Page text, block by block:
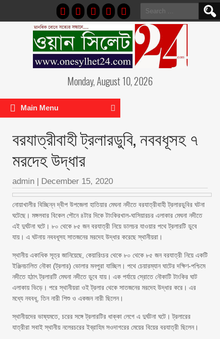
Search
for:
Monday, August 10, 2026
Main Menu
বরযাত্রীবাহী ট্রলারডুবি, নববধূসহ ৭
মরদেহ উদ্ধার
admin | December 15, 2020
নোয়াখালীর বিচ্ছিন্ন দ্বীপ উপজেলা হাতিয়ার মেঘনা নদীতে বরযাত্রীবাহী ট্রলারডুবির ঘটনা
ঘটেছে। মঙ্গলবার বিকেল পৌনে ৪টার দিকে টাংকিরখাল-ঘাসিয়ারচর এলাকার মেঘনা নদীতে
এই দুর্ঘটনা ঘটে। ৮০ থেকে ৮৫ জন বরযাত্রী নিয়ে ডালচর যাওয়ার পথে ট্রলারটি ডুবে
যায়। এ ঘটনায় নববধূসহ সাতজনের মরদেহ উদ্ধার করেছে স্থানীয়রা।
স্থানীয় একাধিক সূত্র জানিয়েছে, কেয়ারিংচর থেকে ৮০ থেকে ৮৫ জন বরযাত্রী নিয়ে একটি
ইঞ্জিনচালিত নৌকা (ট্রলার) ভোলার মনপুরা যাচ্ছিল। পথে চেয়ারম্যান ঘাটের দক্ষিণ-পশ্চিমে
নদীতে হঠাৎ ট্রলারটি মেঘনা নদীতে ডুবে যায়। এক পর্যায়ে স্রোতে নৌকাটি টাংকির ঘাট
এলাকায় ভিড়ে। পরে স্থানীয়রা ওই ট্রলার থেকে সাতজনের মরদেহ উদ্ধার করে। এর
মধ্যে নববধূ, তিন নারী শিশু ও একজন নারী ছিলেন।
স্থানীয়দের ভাষ্যমতে, চরের সঙ্গে ট্রলারটির ধাক্কা লেগে এ দুর্ঘটনা ঘটে। ট্রলারের
যাত্রীরা সবাই স্থানীয় নলেরচরের ইব্রাহিম সওদাগরের মেয়ের বিয়ের বরযাত্রী ছিলেন।